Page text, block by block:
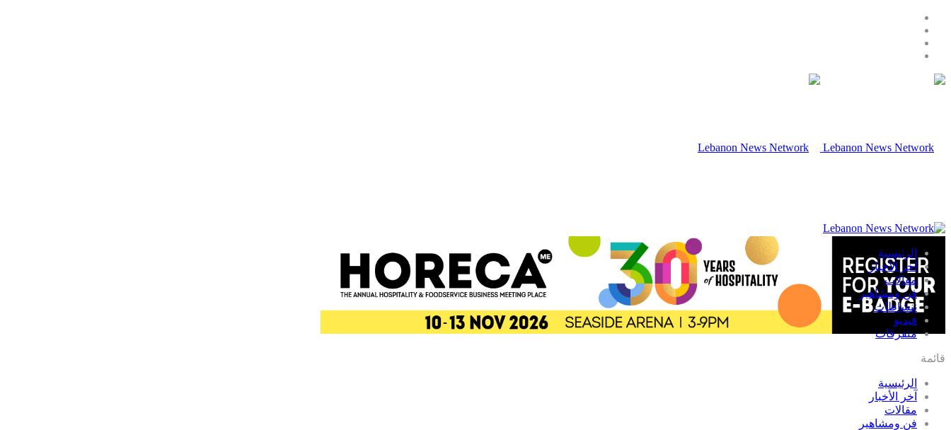
الرئيسية
آخر الأخبار
مقالات
فن ومشاهير
ننشاطات
فيديو
متفرقات
قائمة
الرئيسية
آخر الأخبار
مقالات
فن ومشاهير